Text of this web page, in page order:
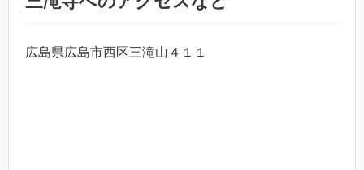
広島県広島市西区三滝山４１１